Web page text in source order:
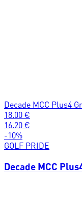
Decade MCC Plus4
18.00 €
16.20 €
-10%
GOLF PRIDE
Decade MCC